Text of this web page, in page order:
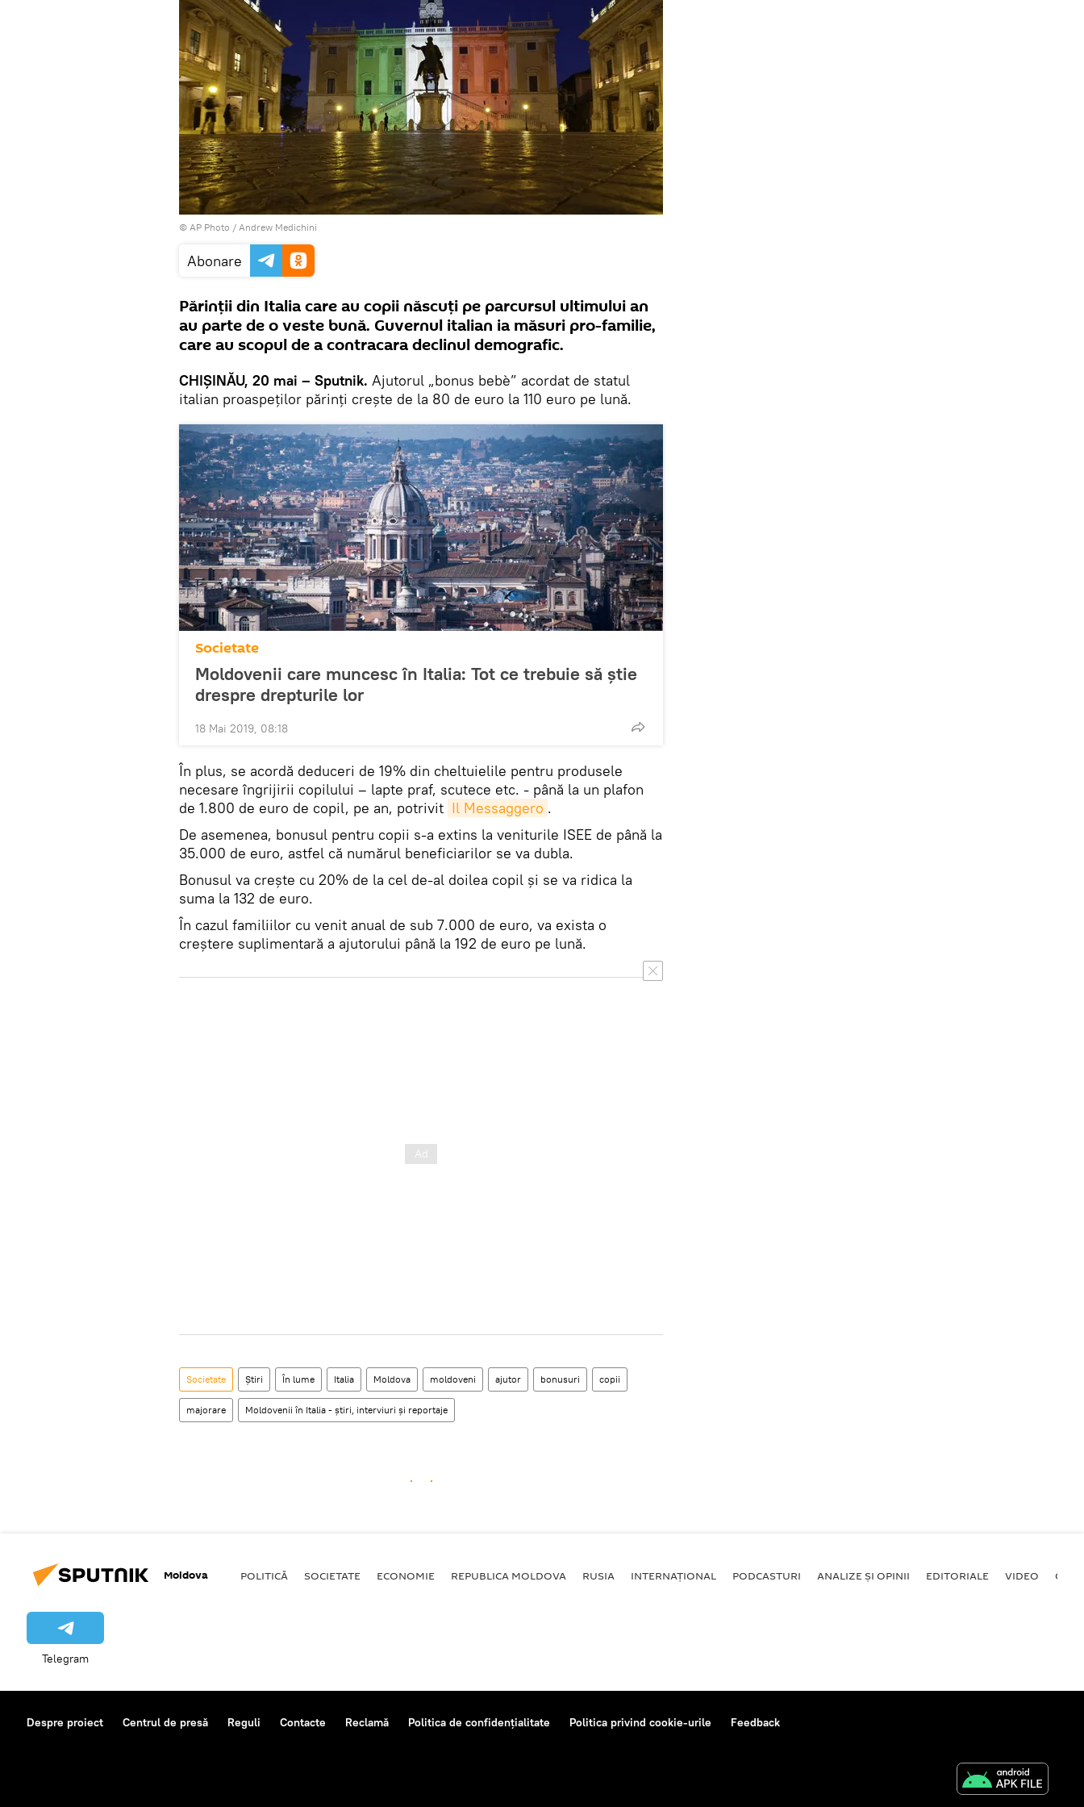
© AP Photo / Andrew Medichini
Abonare
Părinţii din Italia care au copii născuţi pe parcursul ultimului an
au parte de o veste bună. Guvernul italian ia măsuri pro-familie,
care au scopul de a contracara declinul demografic.
CHIȘINĂU, 20 mai – Sputnik. Ajutorul „bonus bebè” acordat de statul
italian proaspeţilor părinţi crește de la 80 de euro la 110 euro pe lună.
Societate
Moldovenii care muncesc în Italia: Tot ce trebuie să știe
drespre drepturile lor
18 Mai 2019, 08:18
În plus, se acordă deduceri de 19% din cheltuielile pentru produsele
necesare îngrijirii copilului – lapte praf, scutece etc. - până la un plafon
de 1.800 de euro de copil, pe an, potrivit Il Messaggero .
De asemenea, bonusul pentru copii s-a extins la veniturile ISEE de până la
35.000 de euro, astfel că numărul beneficiarilor se va dubla.
Bonusul va crește cu 20% de la cel de-al doilea copil și se va ridica la
suma la 132 de euro.
În cazul familiilor cu venit anual de sub 7.000 de euro, va exista o
creștere suplimentară a ajutorului până la 192 de euro pe lună.
Societate Știri În lume Italia Moldova moldoveni ajutor bonusuri copii
majorare Moldovenii în Italia - ştiri, interviuri și reportaje
Moldova POLITICĂ SOCIETATE ECONOMIE REPUBLICA MOLDOVA RUSIA INTERNAȚIONAL PODCASTURI ANALIZE ȘI OPINII EDITORIALE VIDEO
Telegram
Despre proiect Centrul de presă Reguli Contacte Reclamă Politica de confidențialitate Politica privind cookie-urile Feedback